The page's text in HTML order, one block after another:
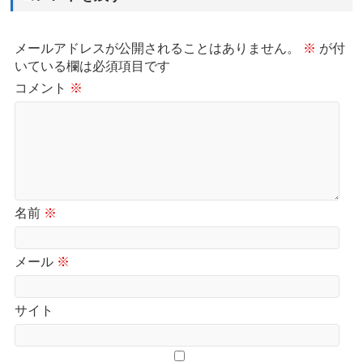
メールアドレスが公開されることはありません。 ※ が付
いている欄は必須項目です
コメント ※
名前 ※
メール ※
サイト